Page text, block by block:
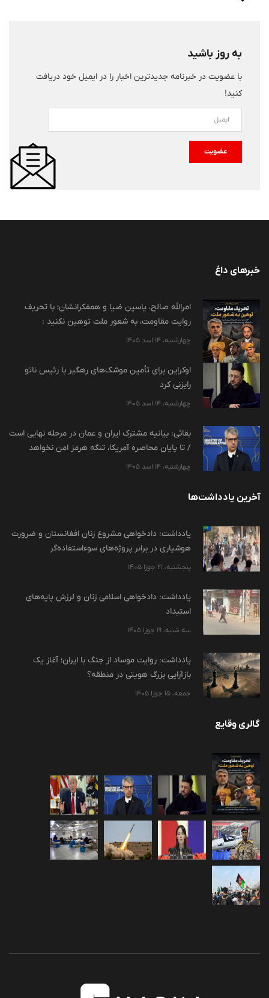
به روز باشید
با عضویت در خبرنامه جدیدترین اخبار را در ایمیل خود دریافت
کنید!
عضویت
خبرهای داغ
امرالله صالح، یاسین ضیا و همفکرانشان؛ با تحریف
روایت مقاومت، به شعور ملت توهین نکنید :
چهارشنبه، 14 اسد 1405
اوکراین برای تأمین موشک‌های رهگیر با رئیس ناتو
رایزنی کرد
چهارشنبه، 14 اسد 1405
بقائی: بیانیه مشترک ایران و عمان در مرحله نهایی است
/ تا پایان محاصره آمریکا، تنگه هرمز امن نخواهد
چهارشنبه، 14 اسد 1405
آخرین یادداشت‌ها
یادداشت: دادخواهی مشروع زنان افغانستان و ضرورت
هوشیاری در برابر پروژه‌های سوءاستفاده‌گر
پنجشنبه، 21 جوزا 1405
یادداشت: دادخواهی اسلامی زنان و لرزش پایه‌های
استبداد
سه شنبه، 19 جوزا 1405
یادداشت: روایت موساد از جنگ با ایران؛ آغاز یک
بازآرایی بزرگ هویتی در منطقه؟
جمعه، 15 جوزا 1405
گالری وقایع